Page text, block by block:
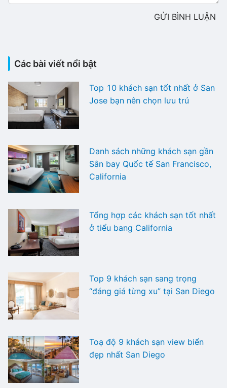
GỬI BÌNH LUẬN
Các bài viết nổi bật
Top 10 khách sạn tốt nhất ở San
Jose bạn nên chọn lưu trú
Danh sách những khách sạn gần
Sân bay Quốc tế San Francisco,
California
Tổng hợp các khách sạn tốt nhất
ở tiểu bang California
Top 9 khách sạn sang trọng
“đáng giá từng xu” tại San Diego
Toạ độ 9 khách sạn view biển
đẹp nhất San Diego